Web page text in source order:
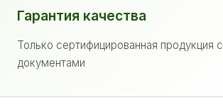
Гарантия качества
Только сертифицированная продукция с
документами